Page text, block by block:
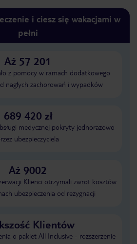
i ciesz się wakacjami w
pełni
Aż 57 201
z pomocy w ramach dodatkowego
nagłych zachorowań i wypadków
689 420 zł
medycznej pokryty jednorazowo
ubezpieczyciela
Aż 9002
Klienci otrzymali zwrot kosztów
ubezpieczenia od rezygnacji
Klientów
o pakiet All Inclusive - rozszerzenie